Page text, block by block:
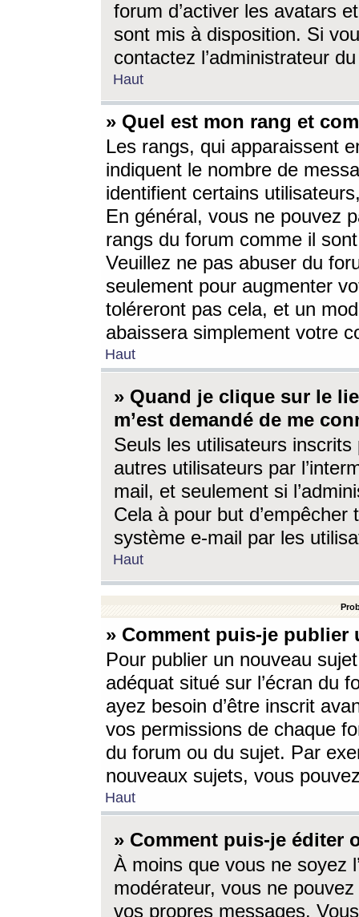
forum d’activer les avatars
sont mis à disposition. Si
contactez l’administrateur
Haut
» Quel est mon rang et
Les rangs, qui apparaissent
indiquent le nombre de
identifient certains
En général, vous ne pouvez
rangs du forum comme il
Veuillez ne pas abuser du
seulement pour augmenter
toléreront pas cela, et un
abaissera simplement votre
Haut
» Quand je clique sur le
m’est demandé de me
Seuls les utilisateurs
autres utilisateurs par
mail, et seulement si
Cela à pour but
système e-mail par les
Haut
» Comment puis-je
Pour publier un nouveau
adéquat situé sur l’écran du
ayez besoin d’être inscrit
vos permissions de chaque
du forum ou du sujet. Par
nouveaux sujets, vous
Haut
» Comment puis-je éditer
À moins que vous ne soyez
modérateur, vous ne
vos propres messages.